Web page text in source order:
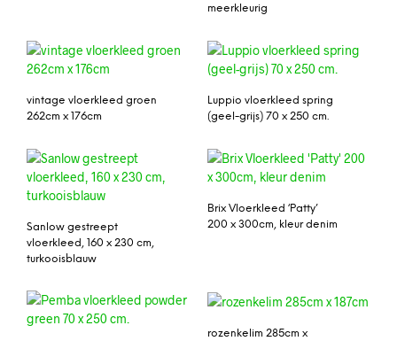
meerkleurig
vintage vloerkleed groen
262cm x 176cm
Luppio vloerkleed spring
(geel-grijs) 70 x 250 cm.
Sanlow gestreept
vloerkleed, 160 x 230 cm,
turkooisblauw
Brix Vloerkleed ‘Patty’
200 x 300cm, kleur denim
rozenkelim 285cm x